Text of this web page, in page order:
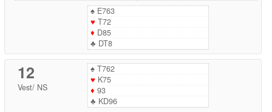
♠E763
♥ T72
♦ D85
♣ DT8
12
Vest/ NS
♠T762
♥ K75
♦ 93
♣ KD96